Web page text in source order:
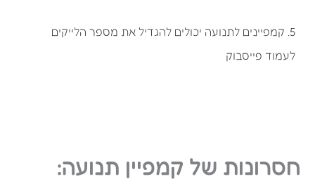
5. קמפיינים לתנועה יכולים להגדיל את מספר הלייקים
לעמוד פייסבוק
חסרונות של קמפיין תנועה: